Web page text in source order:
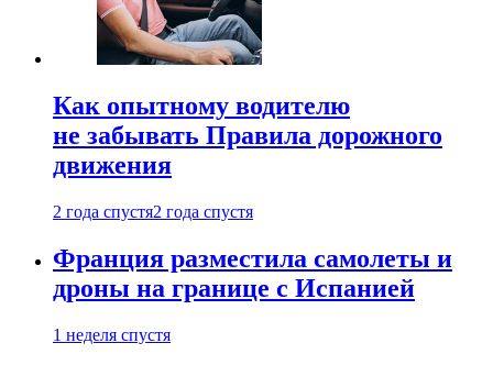
Как опытному водителю
не забывать Правила дорожного
движения
2 года спустя2 года спустя
Франция разместила самолеты и
дроны на границе с Испанией
1 неделя спустя